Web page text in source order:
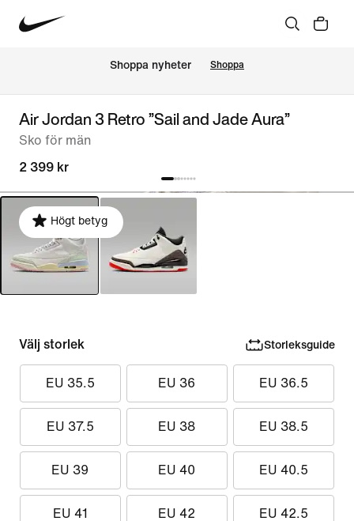
Shoppa nyheter Shoppa
Air Jordan 3 Retro ”Sail and Jade Aura”
Sko för män
2 399 kr
Högt betyg
Välj storlek Storleksguide
EU 35.5 EU 36 EU 36.5
EU 37.5 EU 38 EU 38.5
EU 39 EU 40 EU 40.5
EU 41 EU 42 EU 42.5